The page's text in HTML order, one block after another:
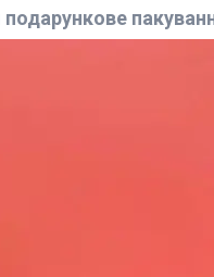
подарункове